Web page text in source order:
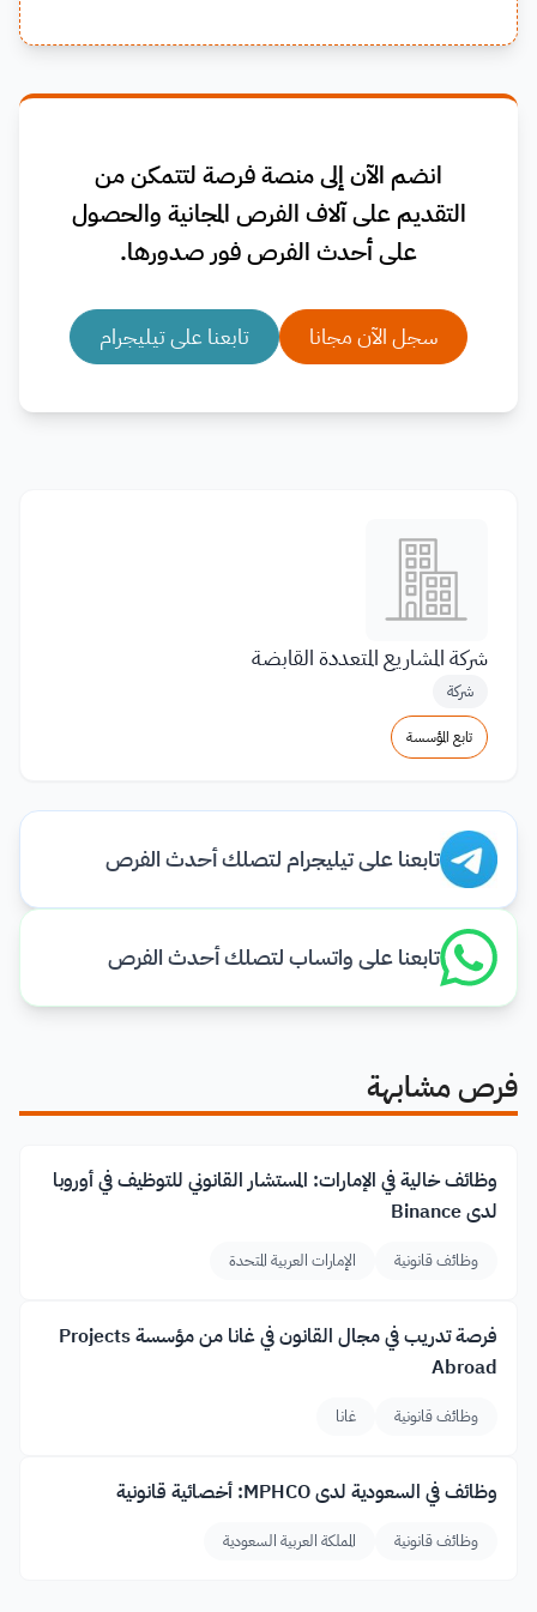
انضم الآن إلى منصة فرصة لتتمكن من
التقديم على آلاف الفرص المجانية والحصول
على أحدث الفرص فور صدورها.
سجل الآن مجانا تابعنا على تيليجرام
شركة المشاريع المتعددة القابضة
شركة
تابع المؤسسة
تابعنا على تيليجرام لتصلك أحدث الفرص
تابعنا على واتساب لتصلك أحدث الفرص
فرص مشابهة
وظائف خالية في الإمارات: المستشار القانوني للتوظيف في أوروبا
لدى Binance
وظائف قانونية الإمارات العربية المتحدة
فرصة تدريب في مجال القانون في غانا من مؤسسة Projects
Abroad
وظائف قانونية غانا
وظائف في السعودية لدى MPHCO: أخصائية قانونية
وظائف قانونية المملكة العربية السعودية